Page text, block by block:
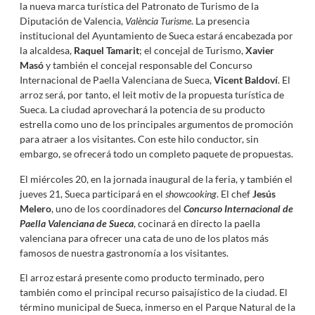
la nueva marca turística del Patronato de Turismo de la
Diputación de Valencia, València Turisme. La presencia
institucional del Ayuntamiento de Sueca estará encabezada por
la alcaldesa, Raquel Tamarit; el concejal de Turismo,Xavier
Masóy también el concejal responsable del Concurso
Internacional de Paella Valenciana de Sueca,Vicent Baldoví. El
arroz será, por tanto, el leit motiv de la propuesta turística de
Sueca. La ciudad aprovechará la potencia de su producto
estrella como uno de los principales argumentos de promoción
para atraer a los visitantes. Con este hilo conductor, sin
embargo, se ofrecerá todo un completo paquete de propuestas.
El miércoles 20, en la jornada inaugural de la feria, y también el
jueves 21, Sueca participará en el showcooking. El chefJesús
Melero, uno de los coordinadores del Concurso Internacional de
Paella Valenciana de Sueca, cocinará en directo la paella
valenciana para ofrecer una cata de uno de los platos más
famosos de nuestra gastronomía a los visitantes.
El arroz estará presente como producto terminado, pero
también como el principal recurso paisajístico de la ciudad. El
término municipal de Sueca, inmerso en el Parque Natural de la